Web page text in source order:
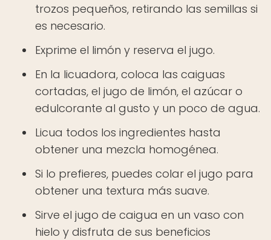
trozos pequeños, retirando las semillas si
es necesario.
Exprime el limón y reserva el jugo.
En la licuadora, coloca las caiguas
cortadas, el jugo de limón, el azúcar o
edulcorante al gusto y un poco de agua.
Licua todos los ingredientes hasta
obtener una mezcla homogénea.
Si lo prefieres, puedes colar el jugo para
obtener una textura más suave.
Sirve el jugo de caigua en un vaso con
hielo y disfruta de sus beneficios